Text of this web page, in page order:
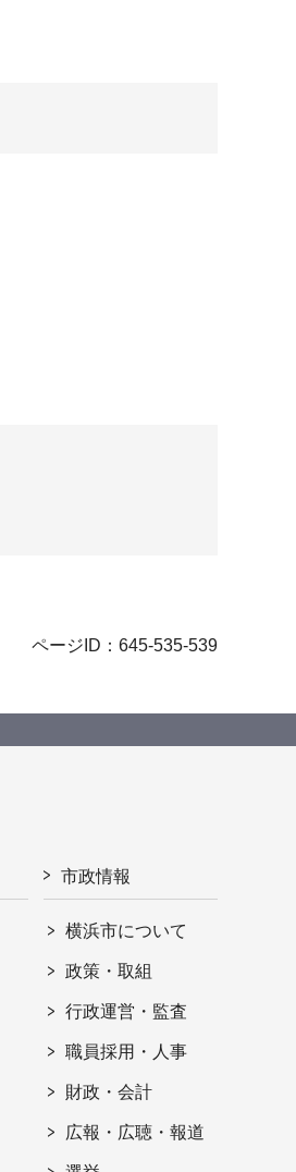
ページID：645-535-539
市政情報
横浜市について
政策・取組
行政運営・監査
職員採用・人事
財政・会計
広報・広聴・報道